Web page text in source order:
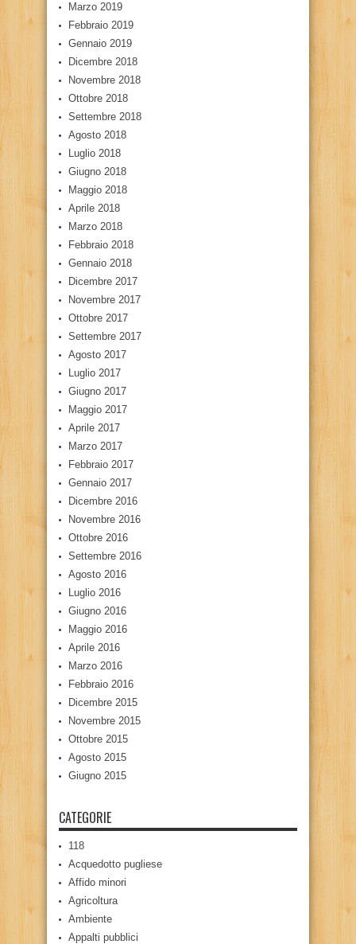
Marzo 2019
Febbraio 2019
Gennaio 2019
Dicembre 2018
Novembre 2018
Ottobre 2018
Settembre 2018
Agosto 2018
Luglio 2018
Giugno 2018
Maggio 2018
Aprile 2018
Marzo 2018
Febbraio 2018
Gennaio 2018
Dicembre 2017
Novembre 2017
Ottobre 2017
Settembre 2017
Agosto 2017
Luglio 2017
Giugno 2017
Maggio 2017
Aprile 2017
Marzo 2017
Febbraio 2017
Gennaio 2017
Dicembre 2016
Novembre 2016
Ottobre 2016
Settembre 2016
Agosto 2016
Luglio 2016
Giugno 2016
Maggio 2016
Aprile 2016
Marzo 2016
Febbraio 2016
Dicembre 2015
Novembre 2015
Ottobre 2015
Agosto 2015
Giugno 2015
CATEGORIE
118
Acquedotto pugliese
Affido minori
Agricoltura
Ambiente
Appalti pubblici